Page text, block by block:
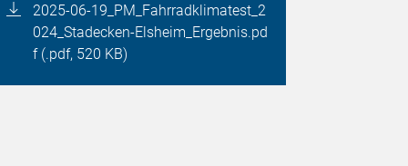
2025-06-19_PM_Fahrradklimatest_2
024_Stadecken-Elsheim_Ergebnis.pd
f (.pdf, 520 KB)